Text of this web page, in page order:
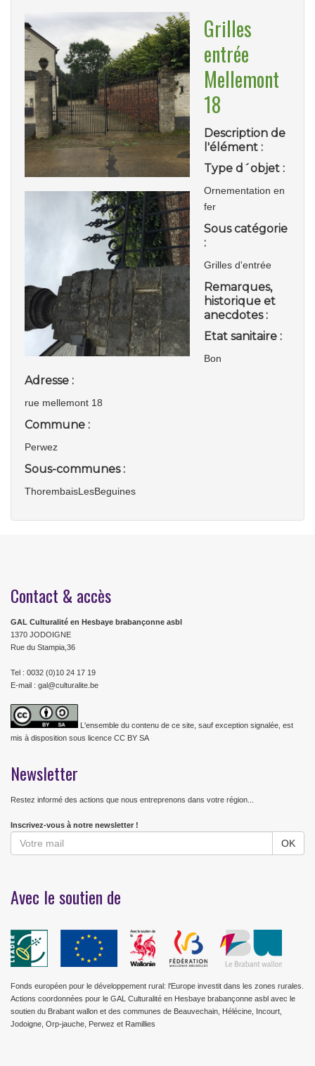
Grilles
entrée
Mellemont
18
Description de
l'élément :
Type d´objet :
Ornementation en
fer
Sous catégorie
:
Grilles d'entrée
Remarques,
historique et
anecdotes :
Etat sanitaire :
Bon
Adresse :
rue mellemont 18
Commune :
Perwez
Sous-communes :
ThorembaisLesBeguines
Contact & accès
GAL Culturalité en Hesbaye brabançonne asbl
1370 JODOIGNE
Rue du Stampia,36
Tel : 0032 (0)10 24 17 19
E-mail : gal@culturalite.be
L'ensemble du contenu de ce site, sauf exception signalée, est
mis à disposition sous licence CC BY SA
Newsletter
Restez informé des actions que nous entreprenons dans votre région...
Inscrivez-vous à notre newsletter !
Avec le soutien de
Fonds européen pour le développement rural: l'Europe investit dans les zones rurales.
Actions coordonnées pour le GAL Culturalité en Hesbaye brabançonne asbl avec le
soutien du Brabant wallon et des communes de Beauvechain, Hélécine, Incourt,
Jodoigne, Orp-jauche, Perwez et Ramillies